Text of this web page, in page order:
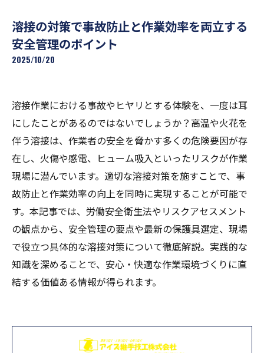
溶接の対策で事故防止と作業効率を両立する
安全管理のポイント
2025/10/20
溶接作業における事故やヒヤリとする体験を、一度は耳
にしたことがあるのではないでしょうか？高温や火花を
伴う溶接は、作業者の安全を脅かす多くの危険要因が存
在し、火傷や感電、ヒューム吸入といったリスクが作業
現場に潜んでいます。適切な溶接対策を施すことで、事
故防止と作業効率の向上を同時に実現することが可能で
す。本記事では、労働安全衛生法やリスクアセスメント
の観点から、安全管理の要点や最新の保護具選定、現場
で役立つ具体的な溶接対策について徹底解説。実践的な
知識を深めることで、安心・快適な作業環境づくりに直
結する価値ある情報が得られます。